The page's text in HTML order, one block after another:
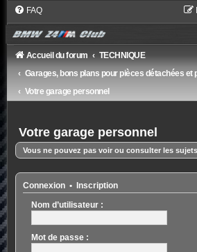
FAQ
Accueil du forum
TECHNIQUE
Garages, bons plans pour pièces détachées et
Votre garage personnel
Votre garage personnel
Vous ne pouvez pas voir ou consulter les
Connexion• Inscription
Nom d’utilisateur :
Mot de passe :